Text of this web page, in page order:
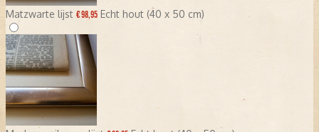
Matzwarte lijst € 98,95 Echt hout (40 x 50 cm)